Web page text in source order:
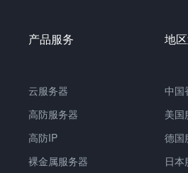
产品服务
云服务器
高防服务器
高防IP
裸金属服务器
地
中国
美国
德国
日本